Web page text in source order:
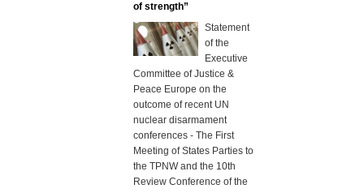
of strength”
Statement
of the
Executive
Committee of Justice &
Peace Europe on the
outcome of recent UN
nuclear disarmament
conferences - The First
Meeting of States Parties to
the TPNW and the 10th
Review Conference of the